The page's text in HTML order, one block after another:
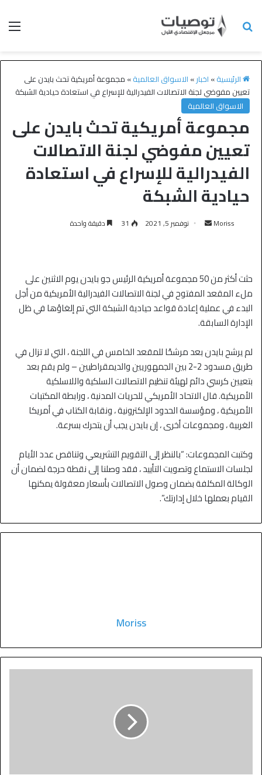
الرئيسية» اخبار» الاسواق العالمية» مجموعة أمريكية تحث بايدن على
تعيين مفوضي لجنة الاتصالات الفيدرالية للإسراع في استعادة حيادية الشبكة
الاسواق العالمية
مجموعة أمريكية تحث بايدن على
تعيين مفوضي لجنة الاتصالات
الفيدرالية للإسراع في استعادة
حيادية الشبكة
Moriss نوفمبر 5, 2021 31 دقيقة واحدة
حثت أكثر من 50 مجموعة أمريكية الرئيس جو بايدن يوم الاثنين على
ملء المقعد المفتوح في لجنة الاتصالات الفيدرالية الأمريكية من أجل
البدء في عملية إعادة قواعد حيادية الشبكة التي تم إلغاؤها في ظل
الإدارة السابقة.
لم يرشح بايدن بعد مرشحًا للمقعد الخامس في اللجنة ، التي لا تزال في
طريق مسدود 2-2 بين الجمهوريين والديمقراطيين – ولم يقم بعد
بتعيين كرسي دائم لهيئة تنظيم الاتصالات السلكية واللاسلكية
الأمريكية. قال الاتحاد الأمريكي للحريات المدنية ، ورابطة المكتبات
الأمريكية ، ومؤسسة الحدود الإلكترونية ، ونقابة الكتاب في أمريكا
الغربية ، ومجموعات أخرى ، إن بايدن يجب أن يتحرك بسرعة.
وكتبت المجموعات: “بالنظر إلى التقويم التشريعي وتناقص عدد الأيام
لجلسات الاستماع وتصويت التأييد ، فقد وصلنا إلى نقطة حرجة لضمان أن
الوكالة المكلفة بضمان وصول الاتصالات بأسعار معقولة يمكنها
القيام بعملها خلال إدارتك”.
Moriss